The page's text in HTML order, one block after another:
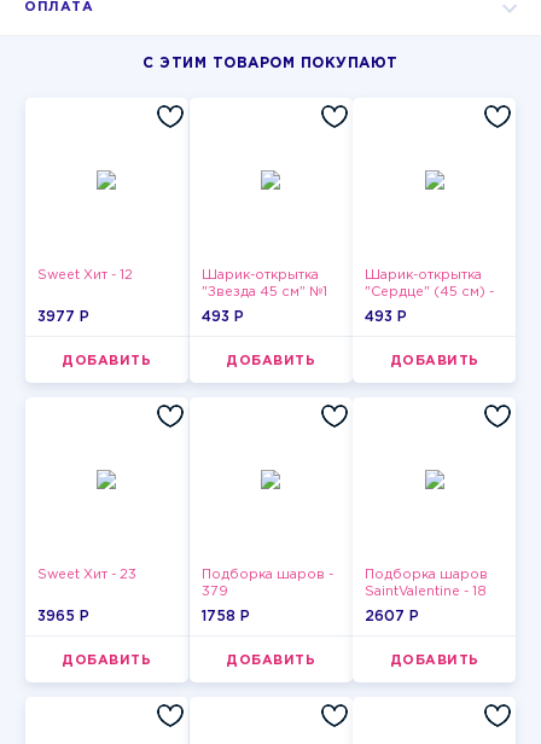
ОПЛАТА
С ЭТИМ ТОВАРОМ ПОКУПАЮТ
Sweet Хит - 12
3977 P
ДОБАВИТЬ
Шарик-открытка
"Звезда 45 см" №1
493 P
ДОБАВИТЬ
Шарик-открытка
"Сердце" (45 см) -
2
493 P
ДОБАВИТЬ
Sweet Хит - 23
3965 P
ДОБАВИТЬ
Подборка шаров -
379
1758 P
ДОБАВИТЬ
Подборка шаров
SaintValentine - 18
2607 P
ДОБАВИТЬ